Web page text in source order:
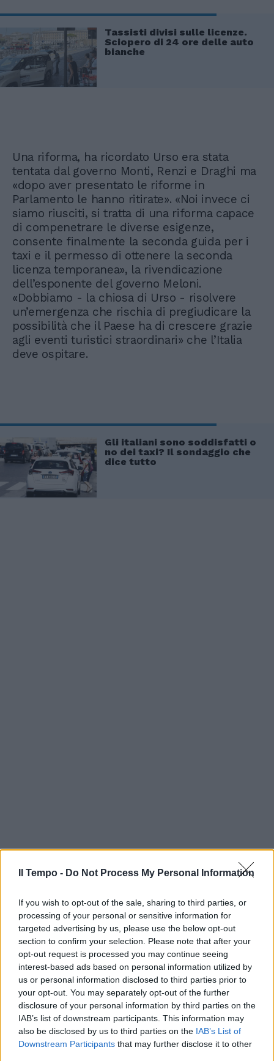
Il Tempo - Do Not Process My Personal Information
If you wish to opt-out of the sale, sharing to third parties, or
processing of your personal or sensitive information for
targeted advertising by us, please use the below opt-out
section to confirm your selection. Please note that after your
opt-out request is processed you may continue seeing
interest-based ads based on personal information utilized by
us or personal information disclosed to third parties prior to
your opt-out. You may separately opt-out of the further
disclosure of your personal information by third parties on the
IAB’s list of downstream participants. This information may
also be disclosed by us to third parties on the IAB’s List of
Downstream Participants that may further disclose it to other
Tassisti divisi sulle licenze.
Sciopero di 24 ore delle auto
bianche
Una riforma, ha ricordato Urso era stata
tentata dal governo Monti, Renzi e Draghi ma
«dopo aver presentato le riforme in
Parlamento le hanno ritirate». «Noi invece ci
siamo riusciti, si tratta di una riforma capace
di compenetrare le diverse esigenze,
consente finalmente la seconda guida per i
taxi e il permesso di ottenere la seconda
licenza temporanea», la rivendicazione
dell’esponente del governo Meloni.
«Dobbiamo - la chiosa di Urso - risolvere
un’emergenza che rischia di pregiudicare la
possibilità che il Paese ha di crescere grazie
agli eventi turistici straordinari» che l’Italia
deve ospitare.
Gli italiani sono soddisfatti o
no dei taxi? Il sondaggio che
dice tutto